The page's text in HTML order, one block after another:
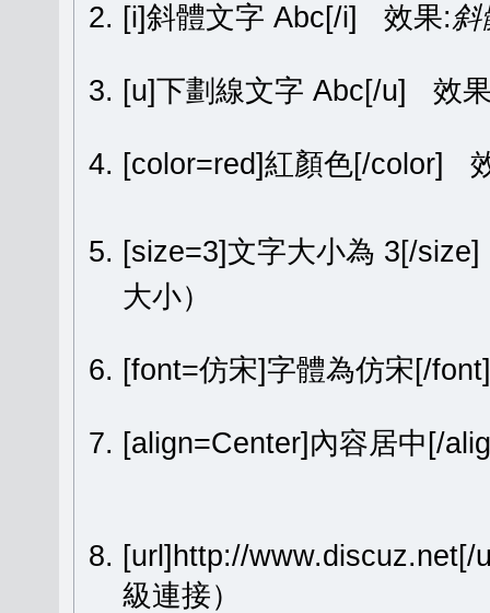
[i]斜體文字 Abc[/i] 效果:斜
[u]下劃線文字 Abc[/u] 效
[color=red]紅顏色[/color]
[size=3]文字大小為 3[/
大小）
[font=仿宋]字體為仿宋[/
[align=Center]內容居中[/
[url]http://
級連接）